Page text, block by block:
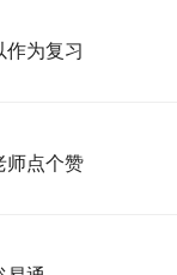
为复习
师点个赞